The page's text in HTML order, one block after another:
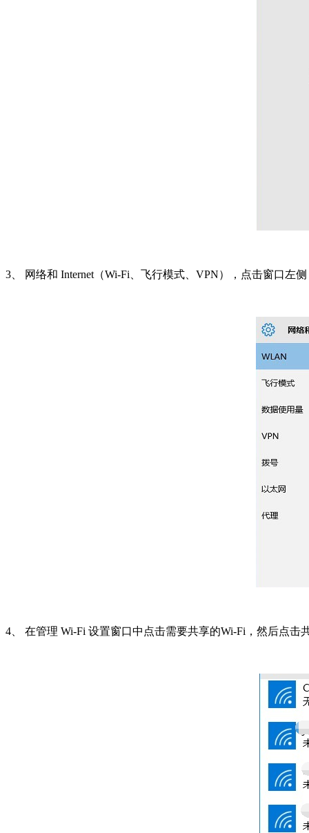
3、 网络和 Internet（Wi-Fi、飞行模式、VPN），点击窗口左
4、 在管理 Wi-Fi 设置窗口中点击需要共享的Wi-Fi，然后点击